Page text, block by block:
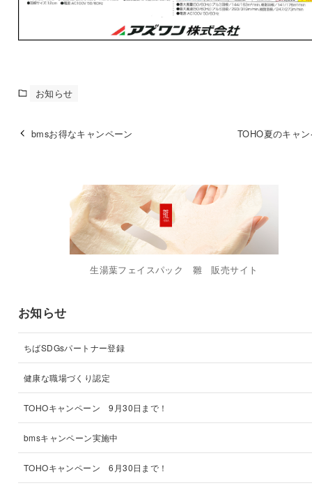
お知らせ
bmsお得なキャンペーン TOHO夏のキャ
生湯葉フェイスパック 雛 販売サイト
お知らせ
ちばSDGsパートナー登録
健康な職場づくり認定
TOHOキャンペーン 9月30日まで！
bmsキャンペーン実施中
TOHOキャンペーン 6月30日まで！